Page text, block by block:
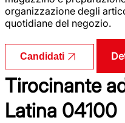
organizzazione degli
quotidiane del negozio.
Candidati
Tirocinante
Latina 04100